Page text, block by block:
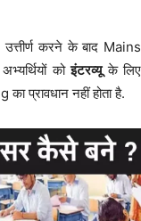
उत्तीर्ण करने के बाद Mains
कोइंटरव्यूके लिए
प्रावधान नहीं होता है.